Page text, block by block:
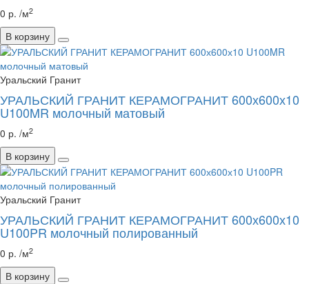
0 р. /м2
В корзину
Уральский Гранит
УРАЛЬСКИЙ ГРАНИТ КЕРАМОГРАНИТ 600х600х10
U100MR молочный матовый
0 р. /м2
В корзину
Уральский Гранит
УРАЛЬСКИЙ ГРАНИТ КЕРАМОГРАНИТ 600х600х10
U100PR молочный полированный
0 р. /м2
В корзину